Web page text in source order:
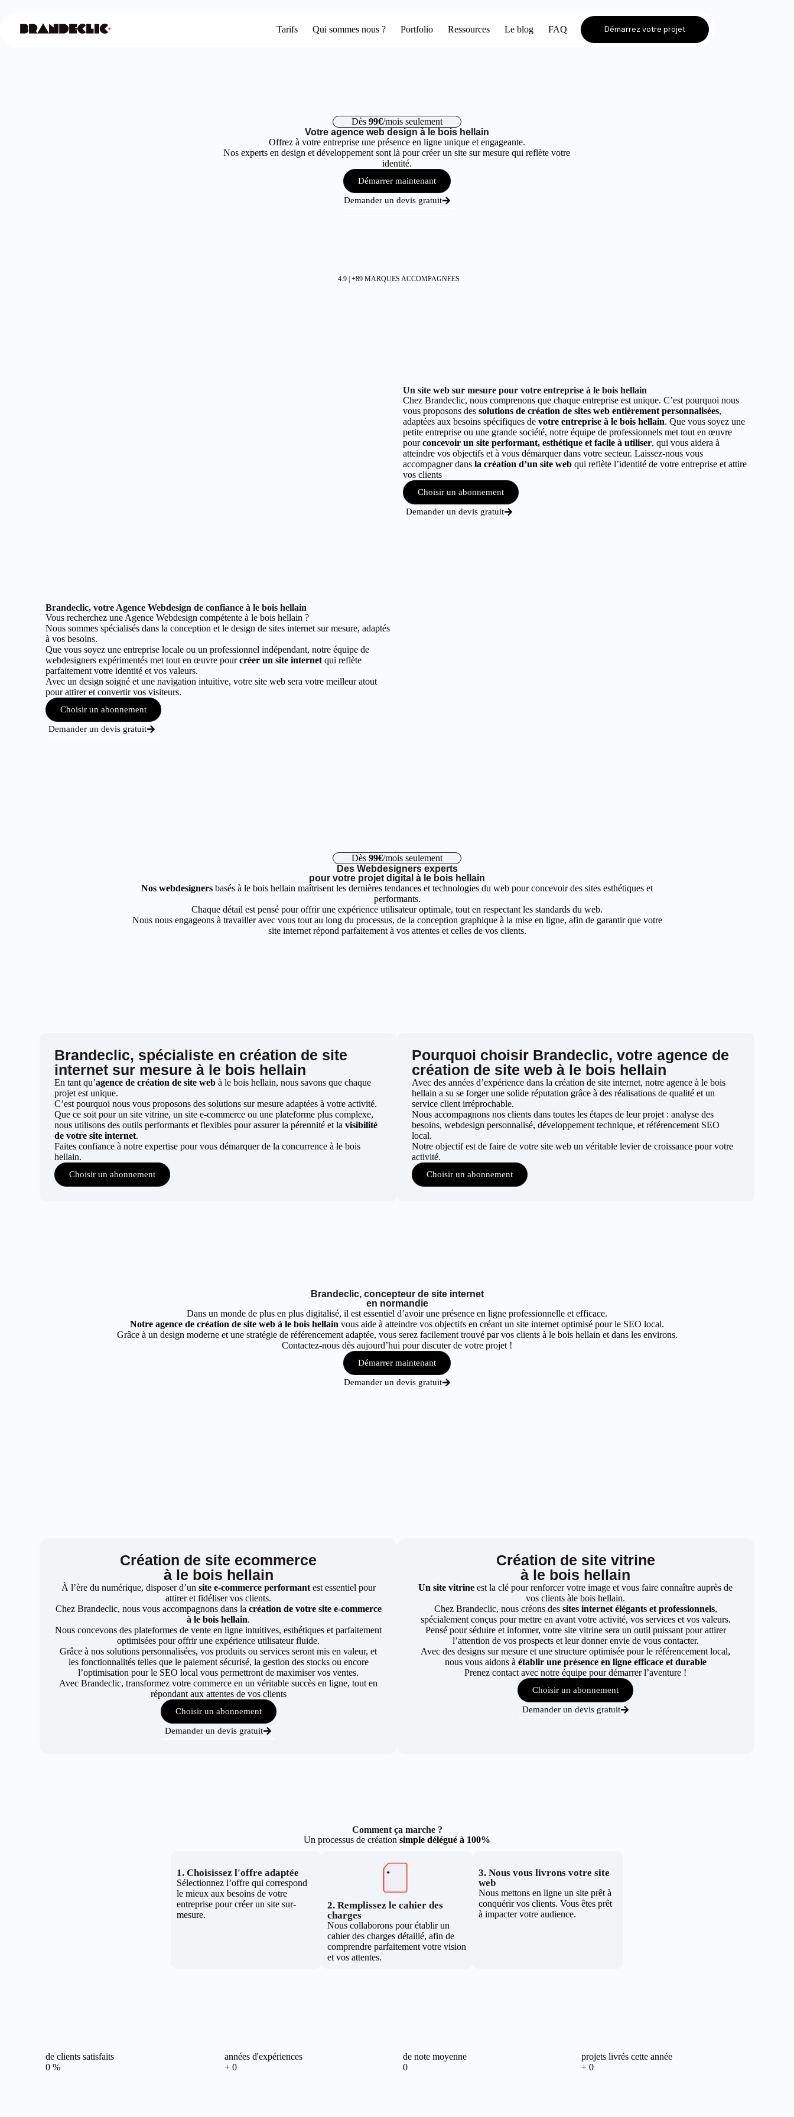
Tarifs Qui sommes nous ? Portfolio Ressources Le blog FAQ Démarrez votre projet
Dès 99€/mois seulement
Votre agence web design à le bois hellain
Offrez à votre entreprise une présence en ligne unique et engageante.
Nos experts en design et développement sont là pour créer un site sur mesure qui reflète votre
identité.
Démarrer maintenant
Demander un devis gratuit
4.9 | +89 MARQUES ACCOMPAGNEES
Un site web sur mesure pour votre entreprise à le bois hellain
Chez Brandeclic, nous comprenons que chaque entreprise est unique. C’est pourquoi nous
vous proposons des solutions de création de sites web entièrement personnalisées,
adaptées aux besoins spécifiques de votre entreprise à le bois hellain. Que vous soyez une
petite entreprise ou une grande société, notre équipe de professionnels met tout en œuvre
pourconcevoir un site performant, esthétique et facile à utiliser, qui vous aidera à
atteindre vos objectifs et à vous démarquer dans votre secteur. Laissez-nous vous
accompagner dans la création d’un site web qui reflète l’identité de votre entreprise et attire
vos clients
Choisir un abonnement
Demander un devis gratuit
Brandeclic, votre Agence Webdesign de confiance à le bois hellain
Vous recherchez une Agence Webdesign compétente à le bois hellain ?
Nous sommes spécialisés dans la conception et le design de sites internet sur mesure, adaptés
à vos besoins.
Que vous soyez une entreprise locale ou un professionnel indépendant, notre équipe de
webdesigners expérimentés met tout en œuvre pourcréer un site internetqui reflète
parfaitement votre identité et vos valeurs.
Avec un design soigné et une navigation intuitive, votre site web sera votre meilleur atout
pour attirer et convertir vos visiteurs.
Choisir un abonnement
Demander un devis gratuit
Dès 99€/mois seulement
Des Webdesigners experts
pour votre projet digital à le bois hellain
Nos webdesigners basés à le bois hellain maîtrisent les dernières tendances et technologies du web pour concevoir des sites esthétiques et
performants.
Chaque détail est pensé pour offrir une expérience utilisateur optimale, tout en respectant les standards du web.
Nous nous engageons à travailler avec vous tout au long du processus, de la conception graphique à la mise en ligne, afin de garantir que votre
site internet répond parfaitement à vos attentes et celles de vos clients.
Brandeclic, spécialiste en création de site
internet sur mesure à le bois hellain
En tant qu’agence de création de site web à le bois hellain, nous savons que chaque
projet est unique.
C’est pourquoi nous vous proposons des solutions sur mesure adaptées à votre activité.
Que ce soit pour un site vitrine, un site e-commerce ou une plateforme plus complexe,
nous utilisons des outils performants et flexibles pour assurer la pérennité et lavisibilité
de votre site internet.
Faites confiance à notre expertise pour vous démarquer de la concurrence à le bois
hellain.
Choisir un abonnement
Pourquoi choisir Brandeclic, votre agence de
création de site web à le bois hellain
Avec des années d’expérience dans la création de site internet, notre agence à le bois
hellain a su se forger une solide réputation grâce à des réalisations de qualité et un
service client irréprochable.
Nous accompagnons nos clients dans toutes les étapes de leur projet : analyse des
besoins, webdesign personnalisé, développement technique, et référencement SEO
local.
Notre objectif est de faire de votre site web un véritable levier de croissance pour votre
activité.
Choisir un abonnement
Brandeclic, concepteur de site internet
en normandie
Dans un monde de plus en plus digitalisé, il est essentiel d’avoir une présence en ligne professionnelle et efficace.
Notre agence de création de site web à le bois hellain vous aide à atteindre vos objectifs en créant un site internet optimisé pour le SEO local.
Grâce à un design moderne et une stratégie de référencement adaptée, vous serez facilement trouvé par vos clients à le bois hellain et dans les environs.
Contactez-nous dès aujourd’hui pour discuter de votre projet !
Démarrer maintenant
Demander un devis gratuit
Création de site ecommerce
à le bois hellain
À l’ère du numérique, disposer d’un site e-commerce performant est essentiel pour
attirer et fidéliser vos clients.
Chez Brandeclic, nous vous accompagnons dans la création de votre site e-commerce
à le bois hellain.
Nous concevons des plateformes de vente en ligne intuitives, esthétiques et parfaitement
optimisées pour offrir une expérience utilisateur fluide.
Grâce à nos solutions personnalisées, vos produits ou services seront mis en valeur, et
les fonctionnalités telles que le paiement sécurisé, la gestion des stocks ou encore
l’optimisation pour le SEO local vous permettront de maximiser vos ventes.
Avec Brandeclic, transformez votre commerce en un véritable succès en ligne, tout en
répondant aux attentes de vos clients
Choisir un abonnement
Demander un devis gratuit
Création de site vitrine
à le bois hellain
Un site vitrine est la clé pour renforcer votre image et vous faire connaître auprès de
vos clients àle bois hellain.
Chez Brandeclic, nous créons dessites internet élégants et professionnels,
spécialement conçus pour mettre en avant votre activité, vos services et vos valeurs.
Pensé pour séduire et informer, votre site vitrine sera un outil puissant pour attirer
l’attention de vos prospects et leur donner envie de vous contacter.
Avec des designs sur mesure et une structure optimisée pour le référencement local,
nous vous aidons à établir une présence en ligne efficace et durable
Prenez contact avec notre équipe pour démarrer l’aventure !
Choisir un abonnement
Demander un devis gratuit
Comment ça marche ?
Un processus de création simple délégué à 100%
1. Choisissez l'offre adaptée
Sélectionnez l’offre qui correspond
le mieux aux besoins de votre
entreprise pour créer un site sur-
mesure.
2. Remplissez le cahier des
charges
Nous collaborons pour établir un
cahier des charges détaillé, afin de
comprendre parfaitement votre vision
et vos attentes.
3. Nous vous livrons votre site
web
Nous mettons en ligne un site prêt à
conquérir vos clients. Vous êtes prêt
à impacter votre audience.
de clients satisfaits
0 %
années d'expériences
+ 0
de note moyenne
0
projets livrés cette année
+ 0